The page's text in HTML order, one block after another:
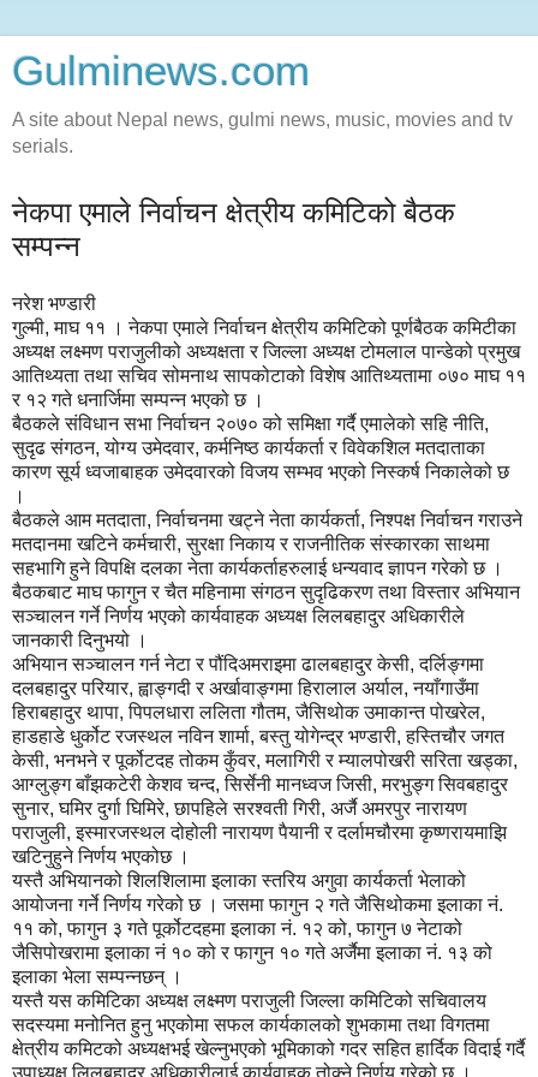
Gulminews.com
A site about Nepal news, gulmi news, music, movies and tv
serials.
नेकपा एमाले निर्वाचन क्षेत्रीय कमिटिको बैठक
सम्पन्न
नरेश भण्डारी
गुल्मी, माघ ११ । नेकपा एमाले निर्वाचन क्षेत्रीय कमिटिको पूर्णबैठक कमिटीका
अध्यक्ष लक्ष्मण पराजुलीको अध्यक्षता र जिल्ला अध्यक्ष टोमलाल पान्डेको प्रमुख
आतिथ्यता तथा सचिव सोमनाथ सापकोटाको विशेष आतिथ्यतामा ०७० माघ ११
र १२ गते धनार्जिमा सम्पन्न भएको छ ।
बैठकले संविधान सभा निर्वाचन २०७० को समिक्षा गर्दै एमालेको सहि नीति,
सुदृढ संगठन, योग्य उमेदवार, कर्मनिष्ठ कार्यकर्ता र विवेकशिल मतदाताका
कारण सूर्य ध्वजाबाहक उमेदवारको विजय सम्भव भएको निस्कर्ष निकालेको छ
।
बैठकले आम मतदाता, निर्वाचनमा खट्ने नेता कार्यकर्ता, निश्पक्ष निर्वाचन गराउने
मतदानमा खटिने कर्मचारी, सुरक्षा निकाय र राजनीतिक संस्कारका साथमा
सहभागि हुने विपक्षि दलका नेता कार्यकर्ताहरुलाई धन्यवाद ज्ञापन गरेको छ ।
बैठकबाट माघ फागुन र चैत महिनामा संगठन सुदृढिकरण तथा विस्तार अभियान
सञ्चालन गर्ने निर्णय भएको कार्यवाहक अध्यक्ष लिलबहादुर अधिकारीले
जानकारी दिनुभयो ।
अभियान सञ्चालन गर्न नेटा र पौंदिअमराइमा ढालबहादुर केसी, दर्लिङ्गमा
दलबहादुर परियार, ह्वाङ्गदी र अर्खावाङ्गमा हिरालाल अर्याल, नयाँगाउँमा
हिराबहादुर थापा, पिपलधारा ललिता गौतम, जैसिथोक उमाकान्त पोखरेल,
हाडहाडे धुर्कोट रजस्थल नविन शार्मा, बस्तु योगेन्द्र भण्डारी, हस्तिचौर जगत
केसी, भनभने र पूर्कोटदह तोकम कुँवर, मलागिरी र म्यालपोखरी सरिता खड्का,
आग्लुङ्ग बाँझकटेरी केशव चन्द, सिर्सेनी मानध्वज जिसी, मरभुङ्ग सिवबहादुर
सुनार, घमिर दुर्गा घिमिरे, छापहिले सरश्वती गिरी, अर्जै अमरपुर नारायण
पराजुली, इस्मारजस्थल दोहोली नारायण पैयानी र दर्लामचौरमा कृष्णरायमाझि
खटिनुहुने निर्णय भएकोछ ।
यस्तै अभियानको शिलशिलामा इलाका स्तरिय अगुवा कार्यकर्ता भेलाको
आयोजना गर्ने निर्णय गरेको छ । जसमा फागुन २ गते जैसिथोकमा इलाका नं.
११ को, फागुन ३ गते पूर्कोटदहमा इलाका नं. १२ को, फागुन ७ नेटाको
जैसिपोखरामा इलाका नं १० को र फागुन १० गते अर्जैमा इलाका नं. १३ को
इलाका भेला सम्पन्नछन् ।
यस्तै यस कमिटिका अध्यक्ष लक्ष्मण पराजुली जिल्ला कमिटिको सचिवालय
सदस्यमा मनोनित हुनु भएकोमा सफल कार्यकालको शुभकामा तथा विगतमा
क्षेत्रीय कमिटको अध्यक्षभई खेल्नुभएको भूमिकाको गदर सहित हार्दिक विदाई गर्दै
उपाध्यक्ष लिलबहादुर अधिकारीलाई कार्यवाहक तोक्ने निर्णय गरेको छ ।